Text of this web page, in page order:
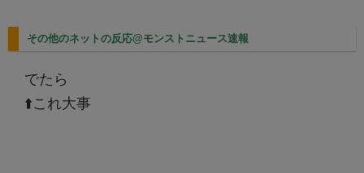
その他のネットの反応@モンストニュース速報
でたら
⬆️これ大事